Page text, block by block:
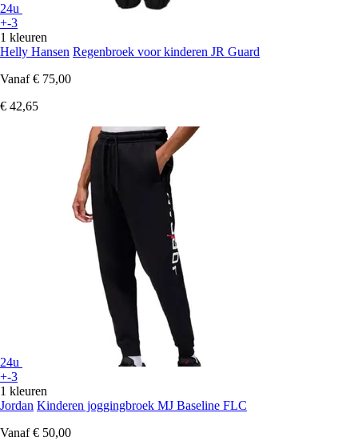
24u
+-3
1 kleuren
Helly Hansen Regenbroek voor kinderen JR Guard
Vanaf € 75,00
€ 42,65
24u
+-3
1 kleuren
Jordan Kinderen joggingbroek MJ Baseline FLC
Vanaf € 50,00